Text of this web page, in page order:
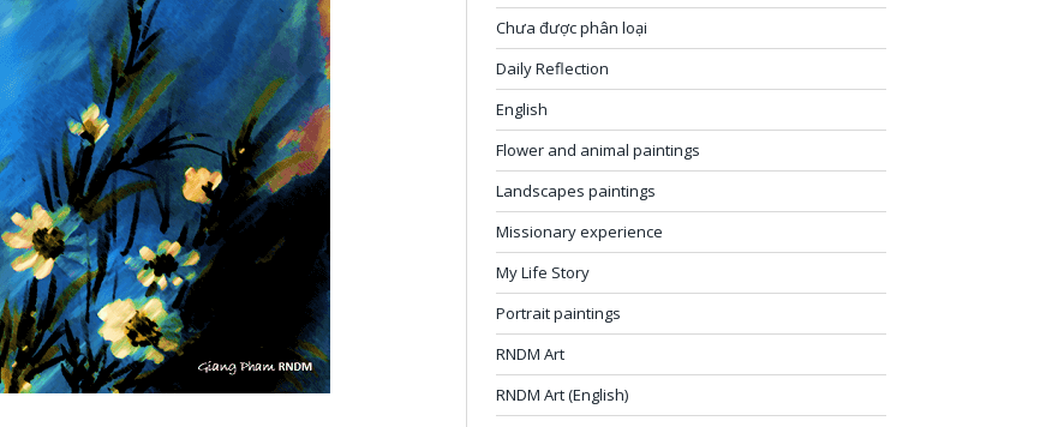
Chưa được phân loại
Daily Reflection
English
Flower and animal paintings
Landscapes paintings
Missionary experience
My Life Story
Portrait paintings
RNDM Art
RNDM Art (English)